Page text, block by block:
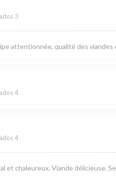
3
attentionnée, qualité des
4
4
et chaleureux. Viande délicieuse.